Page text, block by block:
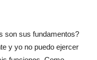
son sus fundamentos?
y yo no puedo ejercer